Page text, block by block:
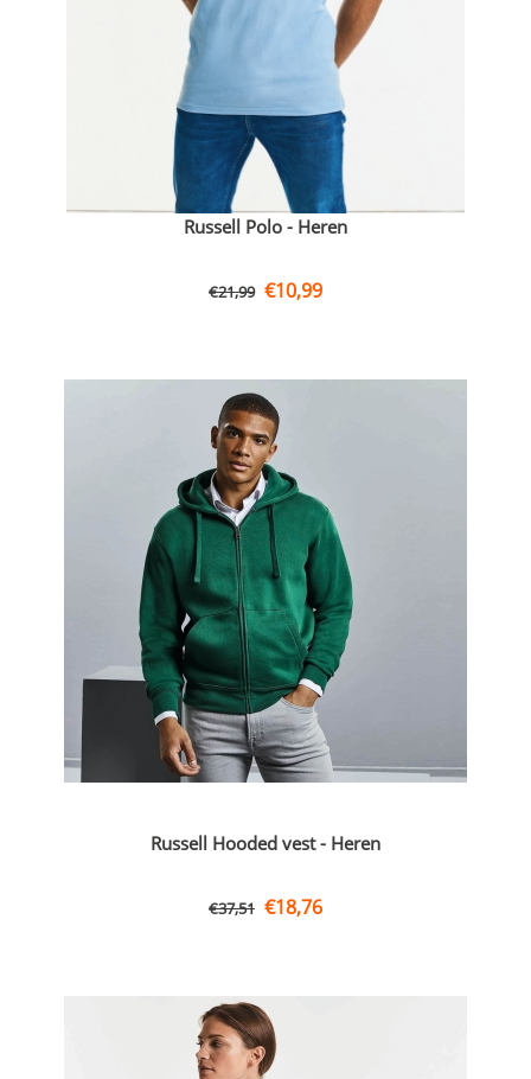
Russell Polo - Heren
€21,99 €10,99
Russell Hooded vest - Heren
€37,51 €18,76